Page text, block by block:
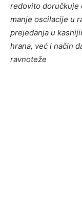
redovito doručkuje
manje oscilacije u
prejedanja u
hrana, već i način
ravnoteže